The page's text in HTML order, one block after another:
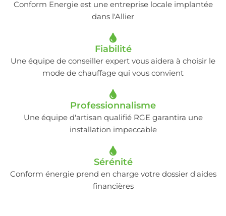
Conform Energie est une entreprise locale implantée
dans l'Allier
Fiabilité
Une équipe de conseiller expert vous aidera à choisir le
mode de chauffage qui vous convient
Professionnalisme
Une équipe d'artisan qualifié RGE garantira une
installation impeccable
Sérénité
Conform énergie prend en charge votre dossier d'aides
financières